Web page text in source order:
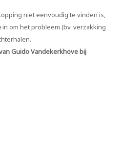
niet eenvoudig te vinden is,
in om het probleem (bv. verzakking
Guido Vandekerkhove bij